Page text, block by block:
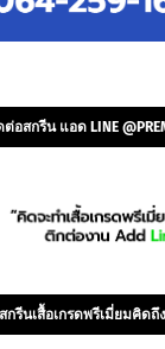
อสกรีน แอด LINE
กรีนเสื้อเกรดพรีเมี่ยมคิดถึ